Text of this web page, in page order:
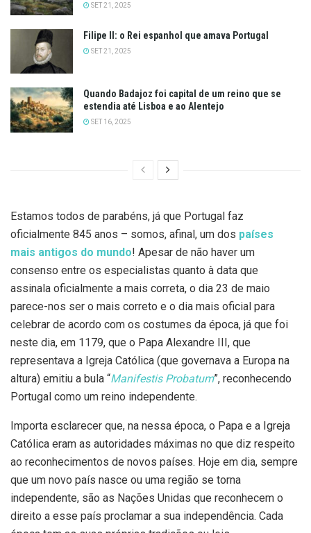
SET 21, 2025
Filipe II: o Rei espanhol que amava Portugal
SET 21, 2025
Quando Badajoz foi capital de um reino que se
estendia até Lisboa e ao Alentejo
SET 16, 2025
Estamos todos de parabéns, já que Portugal faz
oficialmente 845 anos – somos, afinal, um dos países
mais antigos do mundo! Apesar de não haver um
consenso entre os especialistas quanto à data que
assinala oficialmente a mais correta, o dia 23 de maio
parece-nos ser o mais correto e o dia mais oficial para
celebrar de acordo com os costumes da época, já que foi
neste dia, em 1179, que o Papa Alexandre III, que
representava a Igreja Católica (que governava a Europa na
altura) emitiu a bula “Manifestis Probatum”, reconhecendo
Portugal como um reino independente.
Importa esclarecer que, na nessa época, o Papa e a Igreja
Católica eram as autoridades máximas no que diz respeito
ao reconhecimentos de novos países. Hoje em dia, sempre
que um novo país nasce ou uma região se torna
independente, são as Nações Unidas que reconhecem o
direito a esse país proclamar a sua independência. Cada